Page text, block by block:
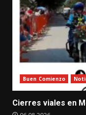
Buen Comienzo
Cierres viales en